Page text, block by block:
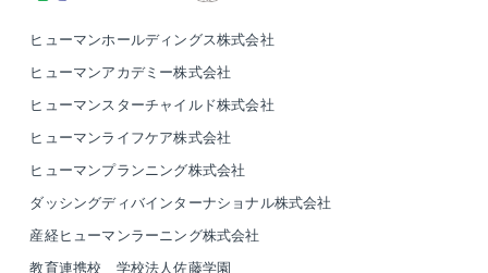
ヒューマンホールディングス株式会社
ヒューマンアカデミー株式会社
ヒューマンスターチャイルド株式会社
ヒューマンライフケア株式会社
ヒューマンプランニング株式会社
ダッシングディバインターナショナル株式会社
産経ヒューマンラーニング株式会社
教育連携校 学校法人佐藤学園